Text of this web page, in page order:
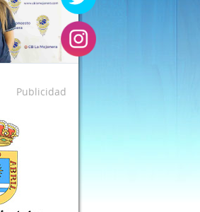
Publicidad